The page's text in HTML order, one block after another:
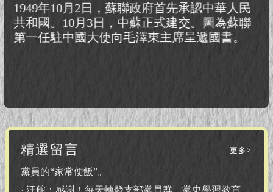
1949年10月2日，蘇聯政府首先承認中華人民
共和國。10月3日，中蘇正式建交。圖為蘇聯
第一任駐中國大使向毛澤東主席呈遞國書。